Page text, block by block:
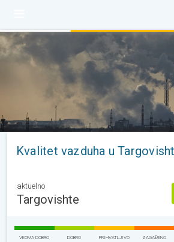
Kvalitet vazduha u
aktuelno
Targovishte
VEOMA DOBRO DOBRO PRIHVATLJIVO ZAGAĐENO